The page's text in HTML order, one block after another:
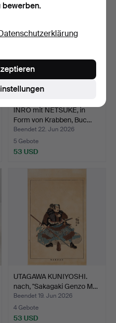
INRŌ mit NETSUKE, in
Form von Krabben, Buc…
Beendet 22. Jun 2026
5 Gebote
53 USD
UTAGAWA KUNIYOSHI.
nach, "Sakagaki Genzo M…
Beendet 19. Jun 2026
4 Gebote
53 USD
bewerben.